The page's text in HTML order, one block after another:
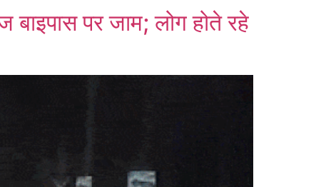
पर जाम; लोग होते रहे